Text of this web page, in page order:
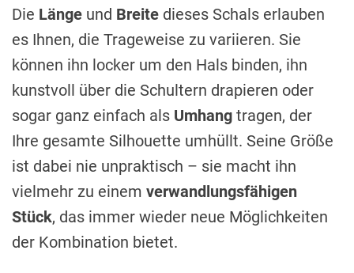
Die Länge und Breite dieses Schals erlauben
es Ihnen, die Trageweise zu variieren. Sie
können ihn locker um den Hals binden, ihn
kunstvoll über die Schultern drapieren oder
sogar ganz einfach als Umhang tragen, der
Ihre gesamte Silhouette umhüllt. Seine Größe
ist dabei nie unpraktisch – sie macht ihn
vielmehr zu einem verwandlungsfähigen
Stück, das immer wieder neue Möglichkeiten
der Kombination bietet.